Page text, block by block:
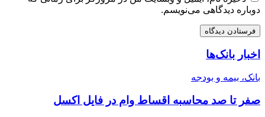
دوباره دیدگاهی می‌نویسم.
اخبار بانک‌ها
بانک، بیمه و بودجه
صفر تا صد محاسبه اقساط وام در فایل اکسل